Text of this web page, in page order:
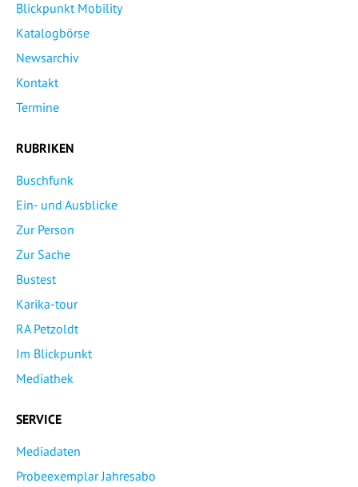
Blickpunkt Mobility
Katalogbörse
Newsarchiv
Kontakt
Termine
RUBRIKEN
Buschfunk
Ein- und Ausblicke
Zur Person
Zur Sache
Bustest
Karika-tour
RA Petzoldt
Im Blickpunkt
Mediathek
SERVICE
Mediadaten
Probeexemplar Jahresabo